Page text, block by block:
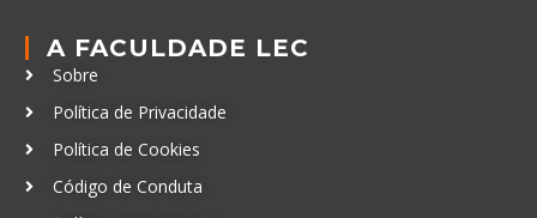
A FACULDADE LEC
Sobre
Política de Privacidade
Política de Cookies
Código de Conduta